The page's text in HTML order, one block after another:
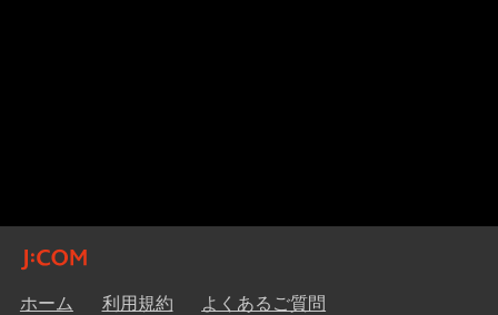
ホーム 利用規約 よくあるご質問